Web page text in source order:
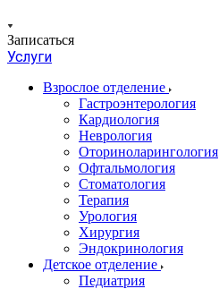
Записаться
Услуги
Взрослое отделение
Гастроэнтерология
Кардиология
Неврология
Оториноларингология
Офтальмология
Стоматология
Терапия
Урология
Хирургия
Эндокринология
Детское отделение
Педиатрия